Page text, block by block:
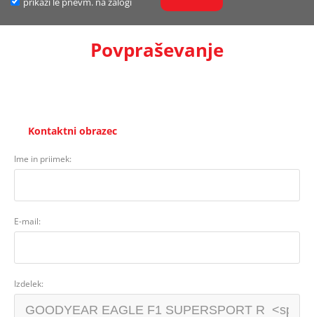
Povpraševanje
Kontaktni obrazec
Ime in priimek:
E-mail:
Izdelek: